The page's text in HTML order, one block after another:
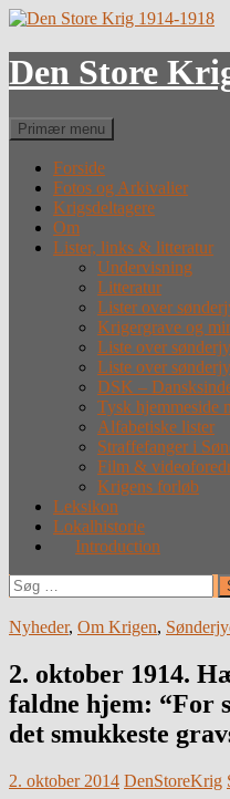
Hop
indhold
Den Store
Søg
Primær menu
Forside
Fotos og Arkivalier
Krigsdeltagere
Om
Lister, links & litteratur
Undervisning
Litteratur
Lister over
Krigergrave og
Liste over
Liste over
DSK –
Tysk hjemmeside
Alfabetiske lister
Straffefanger i
Film &
Krigens forløb
Leksikon
Lokalhistorie
Introduction
Søg
efter:
Nyheder, Om Krigen,
2. oktober 1914.
faldne hjem: “For
det smukkeste
2. oktober 2014 DenStoreKrig